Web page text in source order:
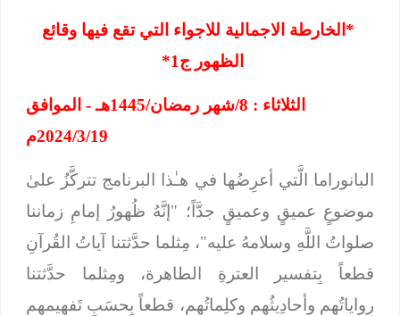
*الخارطة الاجمالية للاجواء التي تقع فيها وقائع
الظهور ج1 *
الثلاثاء : 8/شهر رمضان/1445هـ - الموافق
2024/3/19م
البانوراما الَّتي أعرِضُها في هـٰذا البرنامج تتركَّزُ علىٰ
موضوعٍ عميقٍ وعميقٍ جدَّاً؛ " إنَّهُ ظُهورُ إمامِ زماننا
صلواتُ اللَّهِ وسلامهُ عليه"، مِثلما حدَّثتنا آياتُ القُرآنِ
قطعاً بِتفسير العترةِ الطاهرة، ومِثلما حدَّثتنا
رِواياتُهم وأحادِيثُهم وكلِماتُهم، قطعاً بِحسَبِ تَفهيمهم